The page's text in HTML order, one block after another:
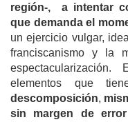
región-, a intentar
que demanda el
un ejercicio vulgar,
franciscanismo y la
elementos que
descomposición,
sin margen de